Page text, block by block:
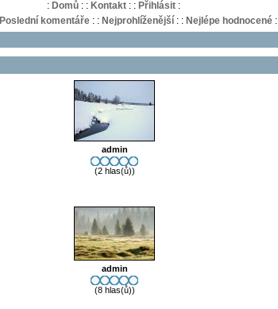
: Domů : : Kontakt : : Přihlásit :
Poslední komentáře: : Nejprohlíženější: : Nejlépe hodnocené:
admin
(2 hlas(ů))
admin
(8 hlas(ů))